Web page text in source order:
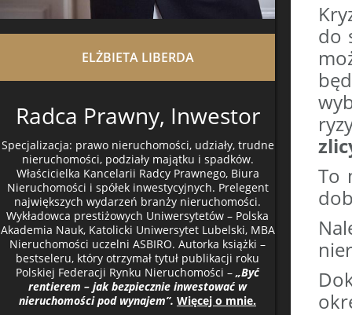
do
To
ELŻBIETA LIBERDA
Radca Prawny, Inwestor
Specjalizacja: prawo nieruchomości, udziały, trudne
nieruchomości, podziały majątku i spadków.
Właścicielka Kancelarii Radcy Prawnego, Biura
Nieruchomości i spółek inwestycyjnych. Prelegent
największych wydarzeń branży nieruchomości.
Wykładowca prestiżowych Uniwersytetów – Polska
Akademia Nauk, Katolicki Uniwersytet Lubelski, MBA
Nieruchomości uczelni ASBIRO. Autorka książki –
bestseleru, który otrzymał tytuł publikacji roku
Polskiej Federacji Rynku Nieruchomości – „Być
rentierem – jak bezpiecznie inwestować w
nieruchomości pod wynajem”. Więcej o mnie.